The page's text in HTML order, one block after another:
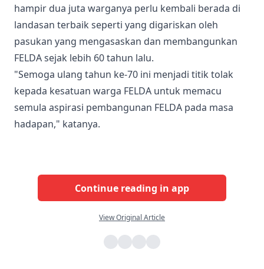
hampir dua juta warganya perlu kembali berada di
landasan terbaik seperti yang digariskan oleh
pasukan yang mengasaskan dan membangunkan
FELDA sejak lebih 60 tahun lalu.
"Semoga ulang tahun ke-70 ini menjadi titik tolak
kepada kesatuan warga FELDA untuk memacu
semula aspirasi pembangunan FELDA pada masa
hadapan," katanya.
Continue reading in app
View Original Article